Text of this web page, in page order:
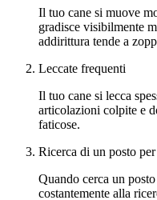
Il tuo cane si muove
gradisce visibilmente
addirittura tende a
Leccate frequenti
Il tuo cane si lecca
articolazioni colpite e
faticose.
Ricerca di un posto per
Quando cerca un
costantemente alla